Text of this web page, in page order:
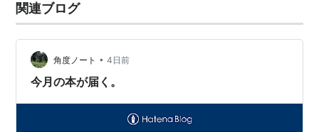
関連ブログ
角度ノート • 4日前
今月の本が届く。